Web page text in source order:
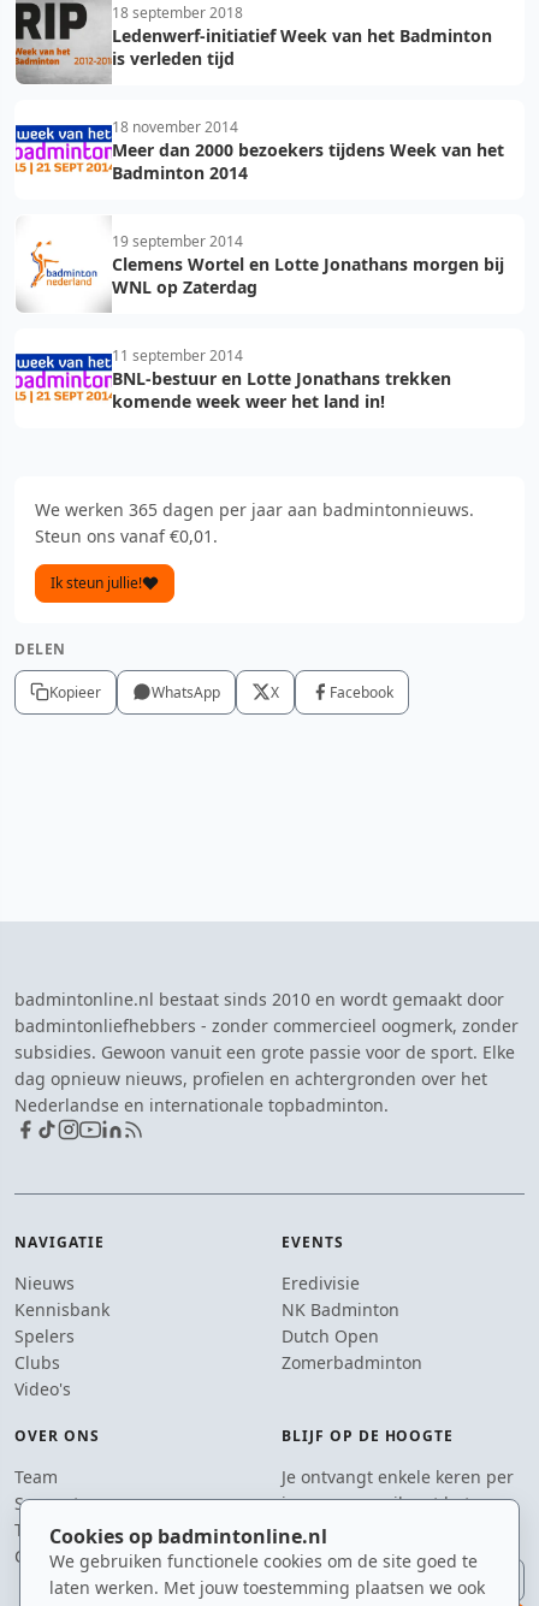
Cookies op badmintonline.nl
We gebruiken functionele cookies om de site goed te
laten werken. Met jouw toestemming plaatsen we ook
18 september 2018
Ledenwerf-initiatief Week van het Badminton
is verleden tijd
18 november 2014
Meer dan 2000 bezoekers tijdens Week van het
Badminton 2014
19 september 2014
Clemens Wortel en Lotte Jonathans morgen bij
WNL op Zaterdag
11 september 2014
BNL-bestuur en Lotte Jonathans trekken
komende week weer het land in!
We werken 365 dagen per jaar aan badmintonnieuws.
Steun ons vanaf €0,01.
Ik steun jullie!
DELEN
Kopieer WhatsApp X Facebook
badmintonline.nl bestaat sinds 2010 en wordt gemaakt door
badmintonliefhebbers - zonder commercieel oogmerk, zonder
subsidies. Gewoon vanuit een grote passie voor de sport. Elke
dag opnieuw nieuws, profielen en achtergronden over het
Nederlandse en internationale topbadminton.
NAVIGATIE
Nieuws
Kennisbank
Spelers
Clubs
Video's
EVENTS
Eredivisie
NK Badminton
Dutch Open
Zomerbadminton
OVER ONS
Team
Supporters
Tip de redactie
Contact
BLIJF OP DE HOOGTE
Je ontvangt enkele keren per
jaar een e-mail met het
laatste badmintonnieuws.
E-mailadres